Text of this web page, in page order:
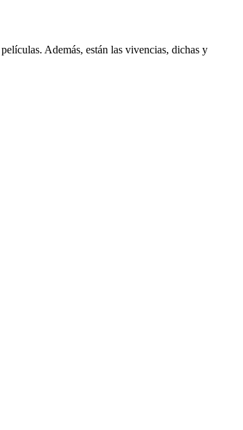
Además, están las vivencias, dichas y